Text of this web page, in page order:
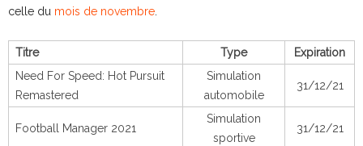
celle du mois de novembre.
Titre Type
Expiration
Need For Speed: Hot Pursuit
Remastered
Simulation
automobile
31/12/21
Football Manager 2021
Simulation
sportive
31/12/21